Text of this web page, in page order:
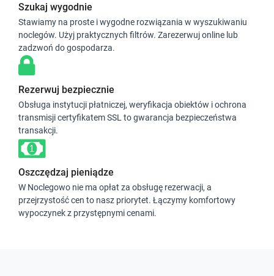
Szukaj wygodnie
Stawiamy na proste i wygodne rozwiązania w wyszukiwaniu
noclegów. Użyj praktycznych filtrów. Zarezerwuj online lub
zadzwoń do gospodarza.
Rezerwuj bezpiecznie
Obsługa instytucji płatniczej, weryfikacja obiektów i ochrona
transmisji certyfikatem SSL to gwarancja bezpieczeństwa
transakcji.
Oszczędzaj pieniądze
W Noclegowo nie ma opłat za obsługę rezerwacji, a
przejrzystość cen to nasz priorytet. Łączymy komfortowy
wypoczynek z przystępnymi cenami.